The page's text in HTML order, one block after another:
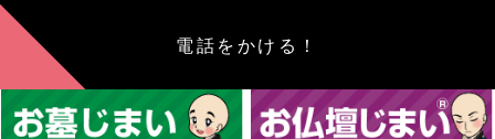
電話をかける！